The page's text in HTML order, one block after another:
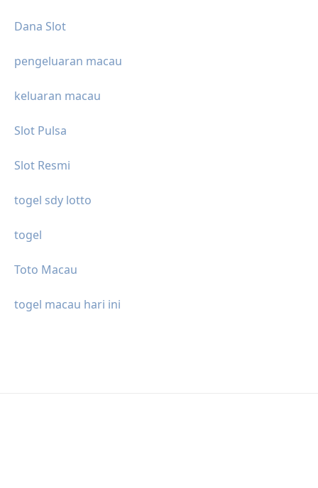
Dana Slot
pengeluaran macau
keluaran macau
Slot Pulsa
Slot Resmi
togel sdy lotto
togel
Toto Macau
togel macau hari ini